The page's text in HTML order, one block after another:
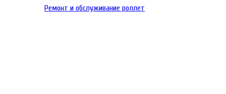
Ремонт и обслуживание роллет